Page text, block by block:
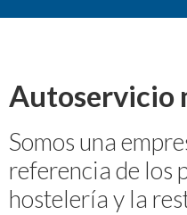
Autoservicio
Somos una
referencia de los
hostelería y la